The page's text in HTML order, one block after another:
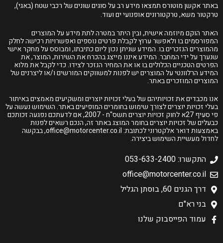
באתר אקשן מוטורס תמצאו מידע רב על סוגים שונים של רכבי שטח (באגי),
טרקטור משא, טרקטורונים אופנועי ים ועוד.
האתר הוקם מיוזמה אישית, ובין היתר במטרה לתת מידע על המוצרים
המפורסמים בו ולאפשר ערוץ לקבלת פרטים נוספים ואפשרויות רכישה לחלק
מהמוצרים הנזכרים בו. המידע שניתן נכון ליום כתיבתו, ומבוסס על מחקר אישי
שנערך על ידי המחבר. המידע איננו מייצג בהכרח את השירות, המוצר, את
הפרטים הטכניים הכלולים בו או את המחיר הנזכר לצידו. כדי לקבל את מלוא
המידע הרלוונטי על המוצרים יש לפנות למשווקים המורשים ו/או ליצרנים של
המוצרים המוזכרים באתר.
אנו מכבדים את זכויותיהם של בעלי זכויות יוצרים ומשקיעים מאמצים באיתור
בעלי זכויות יוצרים לצורך שימוש בחומרים המופיעים באתר. השימוש נעשה על
פי סעיף 27א לחוק זכויות יוצרים תשס"ח - 2007, אם לדעתכם נפגעה זכותכם
כבעלים של זכויות יוצרים בחומר המוצג באתר זה, הנכם רשאים לפנות
באמצעות דואר אלקטרוני לכתובת:office@motorcenter.co.il, בבקשה
לחדול מעשיית השימוש ביצירה.
התקשרו: 053-633-2400
office@motorcenter.co.il
דרך הגנים 60, בוסתן הגליל
בני רא"ם
עמוד הפייסבוק שלנו